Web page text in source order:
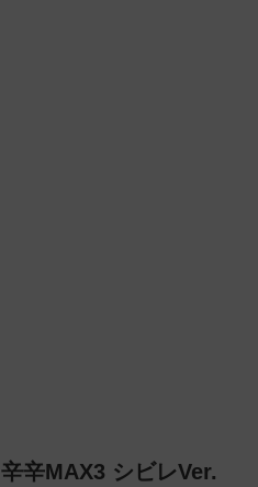
辛MAX3 シビレVer.